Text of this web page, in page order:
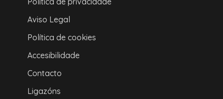
Aviso Legal
Política de cookies
Accesibilidade
Contacto
Ligazóns